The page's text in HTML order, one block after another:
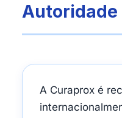
Autoridade
A Curaprox é